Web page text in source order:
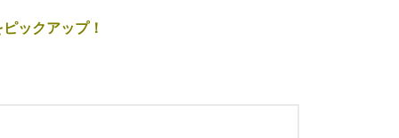
ックアップ！